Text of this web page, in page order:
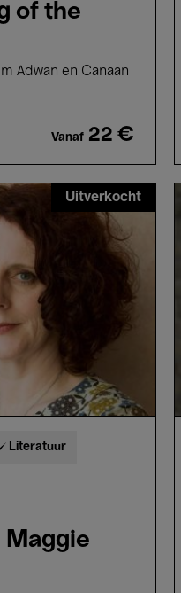
of the
Adwan en Canaan
Vanaf 22 €
Uitverkocht
Literatuur
Maggie